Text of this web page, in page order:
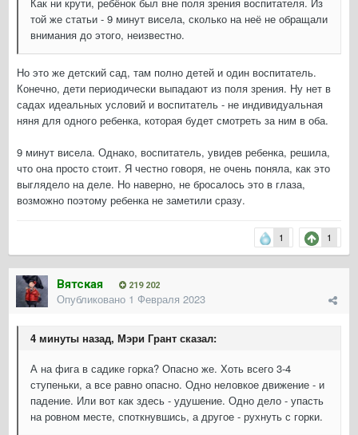
той же статьи - 9 минут висела, сколько на неё не обращали
внимания до этого, неизвестно.
Но это же детский сад, там полно детей и один воспитатель.
Конечно, дети периодически выпадают из поля зрения. Ну нет в
садах идеальных условий и воспитатель - не индивидуальная
няня для одного ребенка, которая будет смотреть за ним в оба.
9 минут висела. Однако, воспитатель, увидев ребенка, решила,
что она просто стоит. Я честно говоря, не очень поняла, как это
выглядело на деле. Но наверно, не бросалось это в глаза,
возможно поэтому ребенка не заметили сразу.
1 1
Вятская 219 202
Опубликовано 1 Февраля 2023
4 минуты назад, Мэри Грант сказал:
А на фига в садике горка? Опасно же. Хоть всего 3-4
ступеньки, а все равно опасно. Одно неловкое движение - и
падение. Или вот как здесь - удушение. Одно дело - упасть
на ровном месте, споткнувшись, а другое - рухнуть с горки.